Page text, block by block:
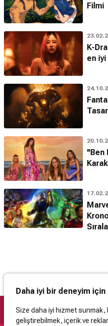
Filmi
K-
en
"Ben
Daha iyi bir deneyim için
Size daha iyi hizmet sunmak,
geliştirebilmek, içerik ve